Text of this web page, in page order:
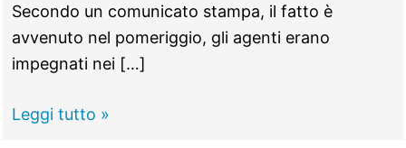
Secondo un comunicato stampa, il fatto è
avvenuto nel pomeriggio, gli agenti erano
impegnati nei […]
Dà
Leggi tutto »